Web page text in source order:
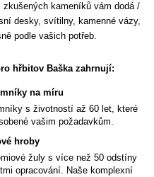
kameníků vám dodá /
desky, svítilny, kamenné vázy,
podle vašich potřeb.
hřbitov Baška zahrnují:
na míru
s životností až 60 let, které
vašim požadavkům.
hroby
žuly s více než 50 odstíny
opracování. Naše komplexní